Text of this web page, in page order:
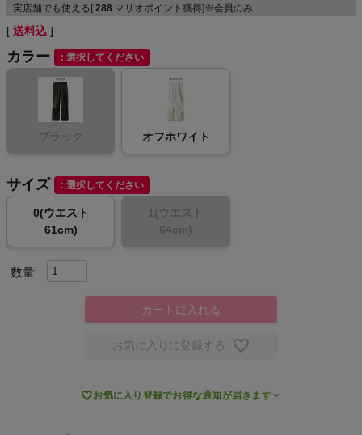
メンズカジュアルウェア
レディースカジュアルウェア
メンズスポーツウェア
レディーススポーツウェア
スポーツシューズ
キャンプ・フェス
実店舗でも使える[ 288 マリオポイント獲得]※会員のみ
送料込
カラー 選択してください
ブラック オフホワイト
サイズ 選択してください
0(ウエスト
61cm)
1(ウエスト
64cm)
カートに入れる
お気に入りに登録する
お気に入り登録でお得な通知が届きます